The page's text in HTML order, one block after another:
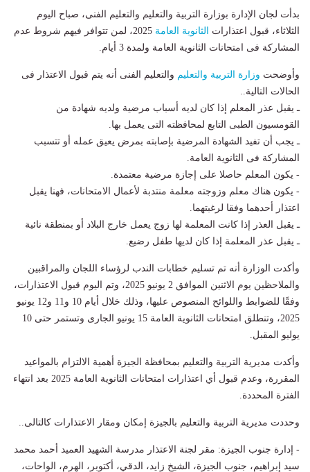
بدأت لجان الإدارة بوزارة التربية والتعليم والتعليم الفنى، صباح اليوم
الثلاثاء، قبول اعتذارات الثانوية العامة
2025، لمن تتوافر فيهم شروط عدم
المشاركة فى امتحانات الثانوية العامة ولمدة 3 أيام.
وأوضحت وزارة التربية والتعليم والتعليم الفنى أنه يتم قبول الاعتذار فى
الحالات التالية..
ـ يقبل عذر المعلم إذا كان لديه أسباب مرضية ولديه شهادة من
القومسيون الطبى التابع لمحافظته التى يعمل بها.
ـ يجب أن تفيد الشهادة المرضية بإصابته بمرض يعيق عمله أو تتسبب
المشاركة فى الثانوية العامة.
- يكون المعلم حاصلا على إجازة مرضية معتمدة.
- يكون هناك معلم وزوجته معلمة منتدبة لأعمال الامتحانات، فهنا يقبل
اعتذار أحدهما وفقا لرغبتهما.
ـ يقبل العذر إذا كانت المعلمة لها زوج يعمل خارج البلاد أو بمنطقة نائية
ـ يقبل عذر المعلمة إذا كان لديها طفل رضيع.
وأكدت الوزارة أنه تم تسليم خطابات الندب لرؤساء اللجان والمراقبين
والملاحظين يوم الاثنين الموافق 2 يونيو 2025، وتم اليوم قبول الاعتذارات،
وفقًا للضوابط واللوائح المنصوص عليها، وذلك خلال أيام 10 و11 و12 يونيو
2025، وتنطلق امتحانات الثانوية العامة 15 يونيو الجارى وتستمر حتى 10
يوليو المقبل.
وأكدت مديرية التربية والتعليم بمحافظة الجيزة أهمية الالتزام بالمواعيد
المقررة، وعدم قبول أي اعتذارات امتحانات الثانوية العامة 2025 بعد انتهاء
الفترة المحددة.
وحددت مديرية التربية والتعليم بالجيزة إمكان ومقار الاعتذارات كالتالى..
- إدارة جنوب الجيزة: مقر لجنة الاعتذار مدرسة الشهيد العميد أحمد محمد
سيد إبراهيم، جنوب الجيزة، الشيخ زايد، الدقي، أكتوبر، الهرم، الواحات،